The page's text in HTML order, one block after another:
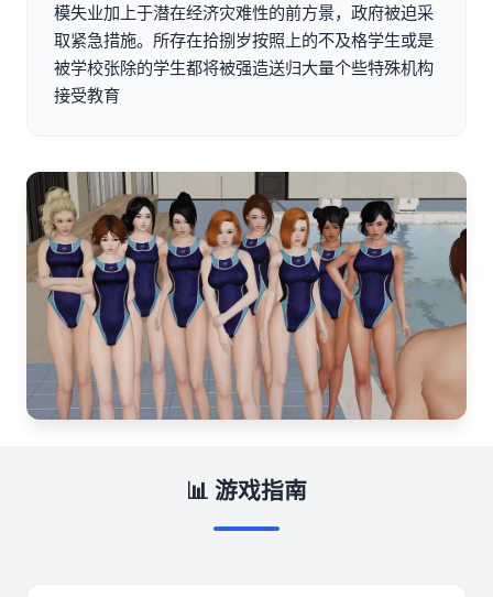
模失业加上于潜在经济灾难性的前方景，政府被迫采
取紧急措施。所存在拾捌岁按照上的不及格学生或是
被学校张除的学生都将被强造送归大量个些特殊机构
接受教育
📊 游戏指南